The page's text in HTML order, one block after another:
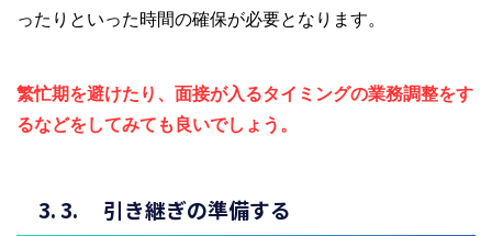
ったりといった時間の確保が必要となります。
繁忙期を避けたり、面接が入るタイミングの業務調整をす
るなどをしてみても良いでしょう。
引き継ぎの準備する